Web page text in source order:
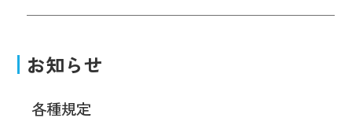
お知らせ
各種規定